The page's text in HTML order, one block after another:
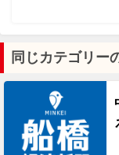
同じカテゴリー